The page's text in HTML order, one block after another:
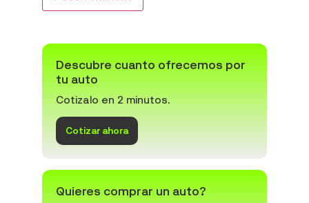
Descubre cuanto ofrecemos por
tu auto
Cotizalo en 2 minutos.
Cotizar ahora
Quieres comprar un auto?